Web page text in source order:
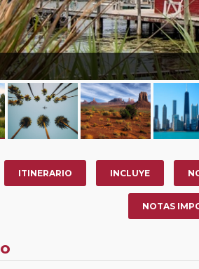
ITINERARIO INCLUYE
NOTAS